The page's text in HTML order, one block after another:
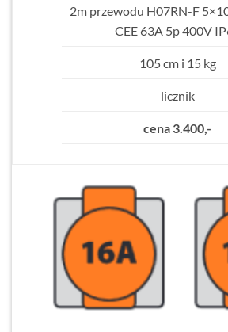
2m przewodu H07RN-F
CEE 63A 5p 400V
105 cm i 15 kg
licznik
cena 3.400,-